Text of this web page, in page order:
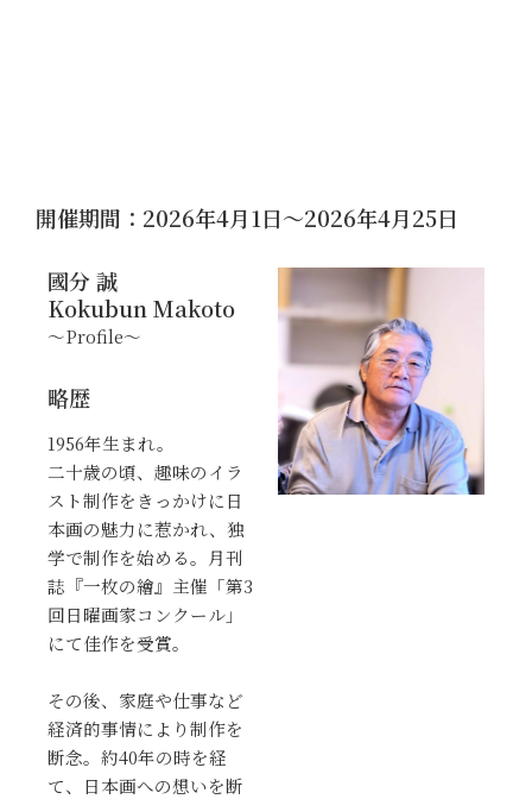
開催期間：2026年4月1日～2026年4月25日
國分 誠
Kokubun Makoto
～Profile～
略歴
1956年生まれ。
二十歳の頃、趣味のイラ
スト制作をきっかけに日
本画の魅力に惹かれ、独
学で制作を始める。月刊
誌『一枚の繪』主催「第3
回日曜画家コンクール」
にて佳作を受賞。
その後、家庭や仕事など
経済的事情により制作を
断念。約40年の時を経
て、日本画への想いを断